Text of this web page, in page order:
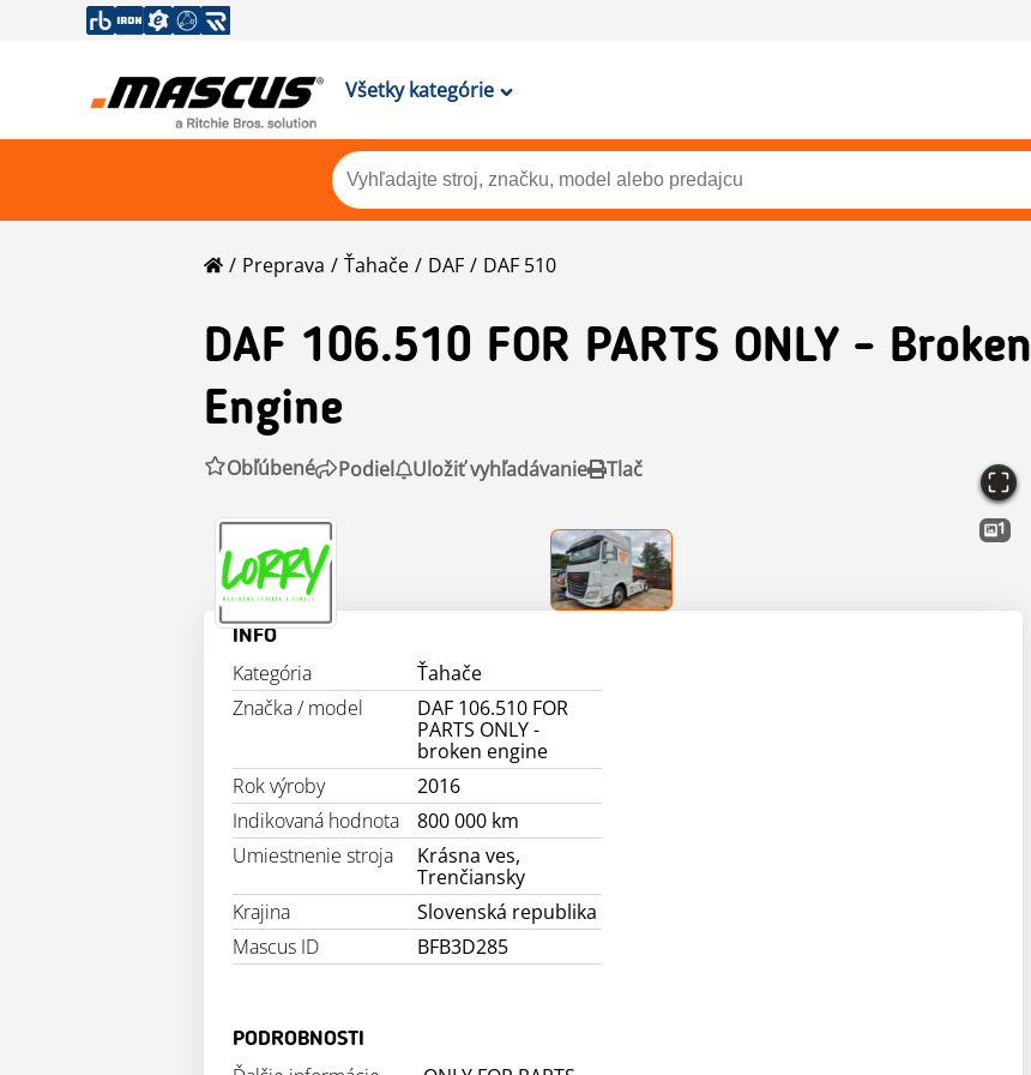
Všetky kategórie
Preprava Ťahače DAF DAF 510
DAF 106.510 FOR PARTS ONLY - Broken
Engine
Obľúbené Podiel Uložiť vyhľadávanie Tlač
1
INFO
Kategória
Ťahače
Značka / model
DAF 106.510 FOR
PARTS ONLY -
broken engine
Rok výroby
2016
Indikovaná hodnota
800 000 km
Umiestnenie stroja
Krásna ves,
Trenčiansky
Krajina
Slovenská republika
Mascus ID
BFB3D285
PODROBNOSTI